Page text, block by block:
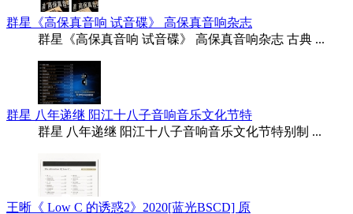
群星《高保真音响 试音碟》 高保真音响杂志
群星《高保真音响 试音碟》 高保真音响杂志 古典 ...
群星 八年递继 阳江十八子音响音乐文化节特
群星 八年递继 阳江十八子音响音乐文化节特别制 ...
王晰《 Low C 的诱惑2》2020[蓝光BSCD] 原